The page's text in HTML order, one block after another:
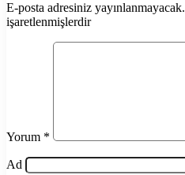
E-posta adresiniz yayınlanmayacak.
işaretlenmişlerdir
Yorum *
Ad